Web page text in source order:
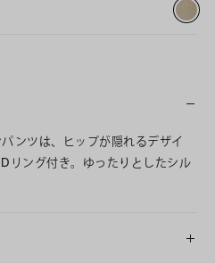
ンツは、ヒップが隠れるデザイ
リング付き。ゆったりとしたシル